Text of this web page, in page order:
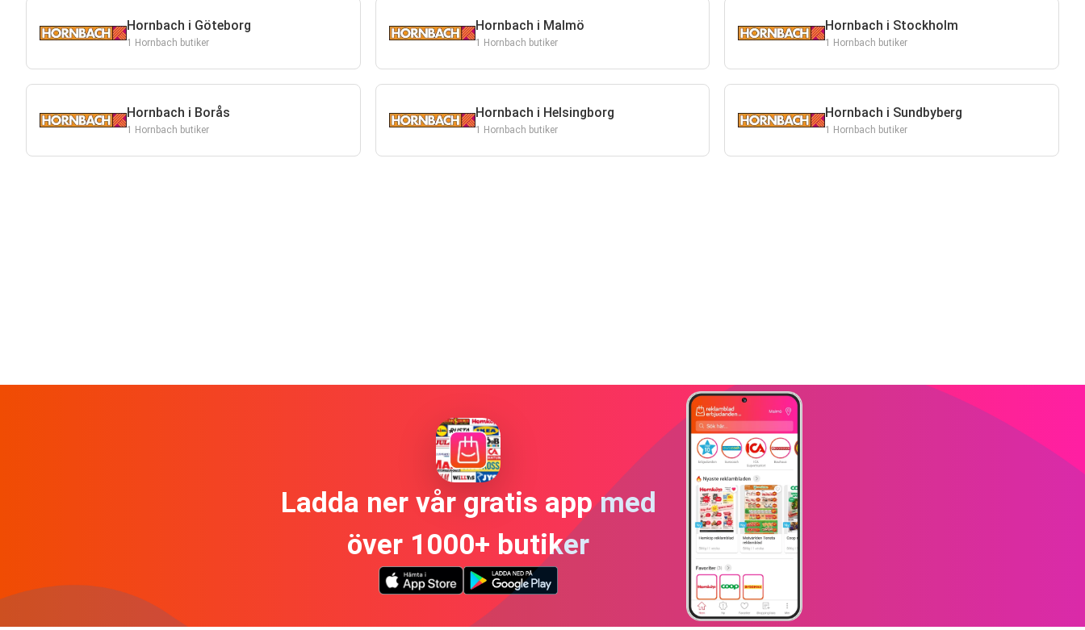
Hornbach i Göteborg
1 Hornbach butiker
Hornbach i Malmö
1 Hornbach butiker
Hornbach i Stockholm
1 Hornbach butiker
Hornbach i Borås
1 Hornbach butiker
Hornbach i Helsingborg
1 Hornbach butiker
Hornbach i Sundbyberg
1 Hornbach butiker
Ladda ner vår gratis app med
över 1000+ butiker